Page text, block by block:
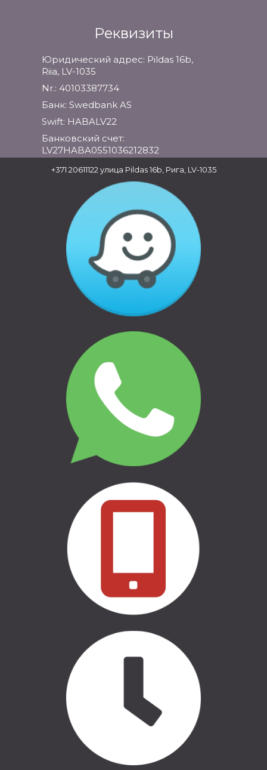
Реквизиты
Юридический адрес: Pildas 16b,
Riia, LV-1035
Nr.: 40103387734
Банк: Swedbank AS
Swift: HABALV22
Банковский счет:
LV27HABA0551036212832
Информация
Гарантии
Способы оплаты
Отказ и возврат товаров
Политика конфиденциальности
БАГАЖНИКИ &
ТРАНСПОРТИРОВКА
ВЕЛОСИПЕДНЫЕ ДЕРЖАТЕЛИ &
ТРАНСПОРТИРОВКА
СЕМЬЯ & СВОБОДНОЕ ВРЕМЯ
КЕМПИНГ И ПУТЕШЕСТВИЯ
БРЕНДЫ & БОКОВЫЕ НАДЁЖДЫ
АВТООБОРУДОВАНИЕ
+371 20611122улица Pildas 16b, Рига, LV-1035